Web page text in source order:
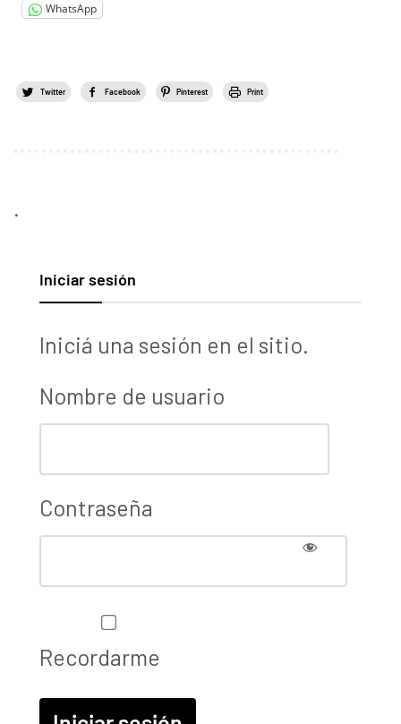
WhatsApp
Twitter Facebook Pinterest Print
.
Iniciar sesión
Iniciá una sesión en el sitio.
Nombre de usuario
Contraseña
Recordarme